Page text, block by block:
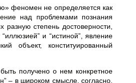
феномен не определяется как
над проблемами познания
степень достоверности,
и “истиной”, явление
объект, конституированный
получено о нем конкретное
– в широком смысле, согласно,